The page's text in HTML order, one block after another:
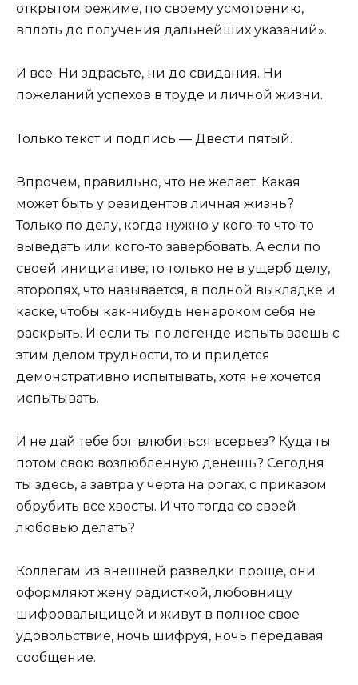
открытом режиме, по своему усмотрению,
вплоть до получения дальнейших указаний».
И все. Ни здрасьте, ни до свидания. Ни
пожеланий успехов в труде и личной жизни.
Только текст и подпись — Двести пятый.
Впрочем, правильно, что не желает. Какая
может быть у резидентов личная жизнь?
Только по делу, когда нужно у кого-то что-то
выведать или кого-то завербовать. А если по
своей инициативе, то только не в ущерб делу,
второпях, что называется, в полной выкладке и
каске, чтобы как-нибудь ненароком себя не
раскрыть. И если ты по легенде испытываешь с
этим делом трудности, то и придется
демонстративно испытывать, хотя не хочется
испытывать.
И не дай тебе бог влюбиться всерьез? Куда ты
потом свою возлюбленную денешь? Сегодня
ты здесь, а завтра у черта на рогах, с приказом
обрубить все хвосты. И что тогда со своей
любовью делать?
Коллегам из внешней разведки проще, они
оформляют жену радисткой, любовницу
шифровалыцицей и живут в полное свое
удовольствие, ночь шифруя, ночь передавая
сообщение.